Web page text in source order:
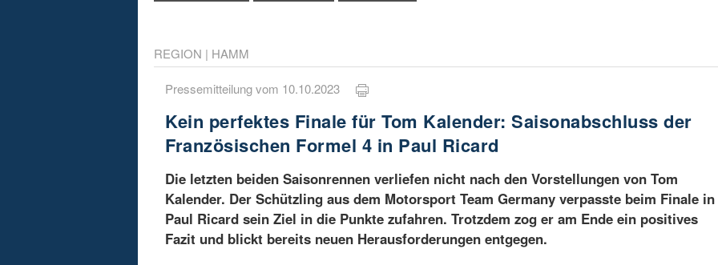
REGION | HAMM
Pressemitteilung vom 10.10.2023
Kein perfektes Finale für Tom Kalender: Saisonabschluss der
Französischen Formel 4 in Paul Ricard
Die letzten beiden Saisonrennen verliefen nicht nach den Vorstellungen von Tom
Kalender. Der Schützling aus dem Motorsport Team Germany verpasste beim Finale in
Paul Ricard sein Ziel in die Punkte zufahren. Trotzdem zog er am Ende ein positives
Fazit und blickt bereits neuen Herausforderungen entgegen.